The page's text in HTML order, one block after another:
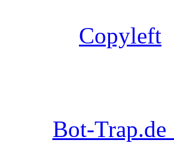
Copyleft
Bot-